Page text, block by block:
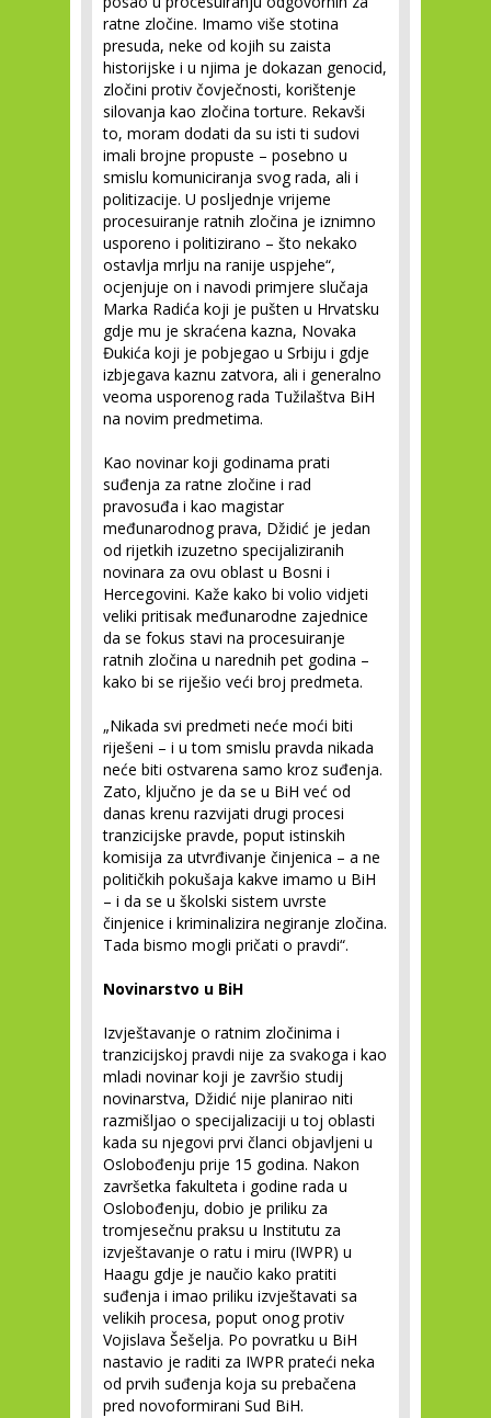
ratne zločine. Imamo više stotina
presuda, neke od kojih su zaista
historijske i u njima je dokazan genocid,
zločini protiv čovječnosti, korištenje
silovanja kao zločina torture. Rekavši
to, moram dodati da su isti ti sudovi
imali brojne propuste – posebno u
smislu komuniciranja svog rada, ali i
politizacije. U posljednje vrijeme
procesuiranje ratnih zločina je iznimno
usporeno i politizirano – što nekako
ostavlja mrlju na ranije uspjehe“,
ocjenjuje on i navodi primjere slučaja
Marka Radića koji je pušten u Hrvatsku
gdje mu je skraćena kazna, Novaka
Đukića koji je pobjegao u Srbiju i gdje
izbjegava kaznu zatvora, ali i generalno
veoma usporenog rada Tužilaštva BiH
na novim predmetima.
Kao novinar koji godinama prati
suđenja za ratne zločine i rad
pravosuđa i kao magistar
međunarodnog prava, Džidić je jedan
od rijetkih izuzetno specijaliziranih
novinara za ovu oblast u Bosni i
Hercegovini. Kaže kako bi volio vidjeti
veliki pritisak međunarodne zajednice
da se fokus stavi na procesuiranje
ratnih zločina u narednih pet godina –
kako bi se riješio veći broj predmeta.
„Nikada svi predmeti neće moći biti
riješeni – i u tom smislu pravda nikada
neće biti ostvarena samo kroz suđenja.
Zato, ključno je da se u BiH već od
danas krenu razvijati drugi procesi
tranzicijske pravde, poput istinskih
komisija za utvrđivanje činjenica – a ne
političkih pokušaja kakve imamo u BiH
– i da se u školski sistem uvrste
činjenice i kriminalizira negiranje zločina.
Tada bismo mogli pričati o pravdi“.
Novinarstvo u BiH
Izvještavanje o ratnim zločinima i
tranzicijskoj pravdi nije za svakoga i kao
mladi novinar koji je završio studij
novinarstva, Džidić nije planirao niti
razmišljao o specijalizaciji u toj oblasti
kada su njegovi prvi članci objavljeni u
Oslobođenju prije 15 godina. Nakon
završetka fakulteta i godine rada u
Oslobođenju, dobio je priliku za
tromjesečnu praksu u Institutu za
izvještavanje o ratu i miru (IWPR) u
Haagu gdje je naučio kako pratiti
suđenja i imao priliku izvještavati sa
velikih procesa, poput onog protiv
Vojislava Šešelja. Po povratku u BiH
nastavio je raditi za IWPR prateći neka
od prvih suđenja koja su prebačena
pred novoformirani Sud BiH.